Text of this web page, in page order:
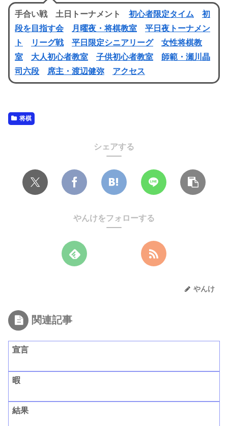
手合い戦 土日トーナメント 初心者限定タイム
初
段を目指す会
月曜夜・将棋教室
平日夜トーナメン
ト
リーグ戦 平日限定シニアリーグ
女性将棋教
室
大人初心者教室 子供初心者教室
師範・瀬川晶
司六段
席主・渡辺健弥 アクセス
将棋
シェアする
やんけをフォローする
やんけ
関連記事
宣言
暇
結果